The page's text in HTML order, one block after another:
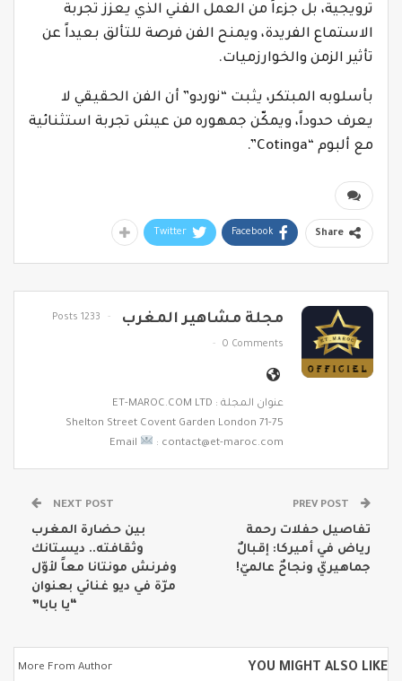
ترويجية، بل جزءاً من العمل الفني الذي يعزز تجربة
الاستماع الفريدة، ويمنح الفن فرصة للتألق بعيداً عن
تأثير الزمن والخوارزميات.
بأسلوبه المبتكر، يثبت “نوردو” أن الفن الحقيقي لا
يعرف حدوداً، ويمكّن جمهوره من عيش تجربة استثنائية
مع ألبوم “Cotinga”.
Share
Facebook
Twitter
مجلة مشاهير المغرب 1233 Posts
0 Comments
عنوان المجلة : ET-MAROC.COM LTD
71-75 Shelton Street Covent Garden London
Email
: contact@et-maroc.com
تفاصيل حفلات رحمة
رياض في أميركا: إقبالٌ
جماهيريّ ونجاحٌ عالميّ!
NEXT POST
بين حضارة المغرب
وثقافته.. ديستانك
وفرنش مونتانا معاً لأوّل
مرّة في ديو غنائي بعنوان
“يا بابا”
YOU MIGHT ALSO LIKE
More From Author